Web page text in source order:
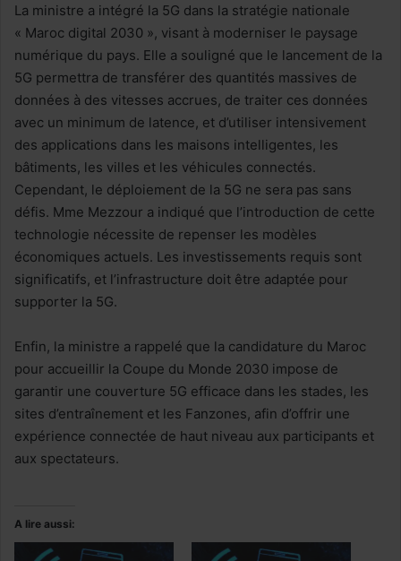
La ministre a intégré la 5G dans la stratégie nationale
« Maroc digital 2030 », visant à moderniser le paysage
numérique du pays. Elle a souligné que le lancement de la
5G permettra de transférer des quantités massives de
données à des vitesses accrues, de traiter ces données
avec un minimum de latence, et d’utiliser intensivement
des applications dans les maisons intelligentes, les
bâtiments, les villes et les véhicules connectés.
Cependant, le déploiement de la 5G ne sera pas sans
défis. Mme Mezzour a indiqué que l’introduction de cette
technologie nécessite de repenser les modèles
économiques actuels. Les investissements requis sont
significatifs, et l’infrastructure doit être adaptée pour
supporter la 5G.
Enfin, la ministre a rappelé que la candidature du Maroc
pour accueillir la Coupe du Monde 2030 impose de
garantir une couverture 5G efficace dans les stades, les
sites d’entraînement et les Fanzones, afin d’offrir une
expérience connectée de haut niveau aux participants et
aux spectateurs.
A lire aussi: